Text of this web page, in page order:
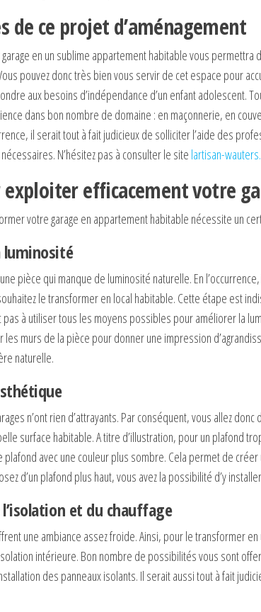
de ce projet d’aménagement
garage en un sublime appartement habitable vous
pouvez donc très bien vous servir de cet espace pour
aux besoins d’indépendance d’un enfant adolescent.
dans bon nombre de domaine : en maçonnerie, en
il serait tout à fait judicieux de solliciter l’aide des
N’hésitez pas à consulter le site lartisan-
exploiter efficacement votre
votre garage en appartement habitable nécessite un
luminosité
pièce qui manque de luminosité naturelle. En
le transformer en local habitable. Cette étape est
pas à utiliser tous les moyens possibles pour améliorer la
les murs de la pièce pour donner une impression
naturelle.
n’ont rien d’attrayants. Par conséquent, vous allez
surface habitable. A titre d’illustration, pour un plafond
avec une couleur plus sombre. Cela permet de
d’un plafond plus haut, vous avez la possibilité d’y
l’isolation et du chauffage
une ambiance assez froide. Ainsi, pour le transformer
intérieure. Bon nombre de possibilités vous sont
des panneaux isolants. Il serait aussi tout à fait